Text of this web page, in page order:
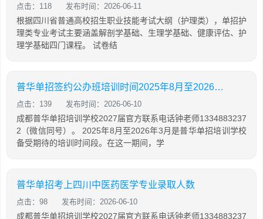
点击：118 发布时间：2026-06-11
根据四川省普通高校招生职业技能考试大纲（护理类），单招护
理类专业考试主要涵盖解剖学基础、生理学基础、健康评估、护
理学基础四门课程。 试卷结
普华单招签约公办班培训时间2025年8月至2026年3月
点击：139 发布时间：2026-06-10
成都普华单招培训学校2027届官方联系电话钟老师1334883237
2（微信同号）。 2025年8月至2026年3月是普华单招培训学校
备受期待的培训时间段。在这一期间，学
普华单招考上四川中医药医学专业录取人数
点击：98 发布时间：2026-06-10
成都普华单招培训学校2027届官方联系电话钟老师1334883237